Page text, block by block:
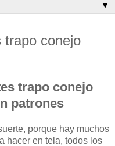
▼
trapo conejo
trapo conejo
patrones
porque hay muchos
hacer en tela, todos los